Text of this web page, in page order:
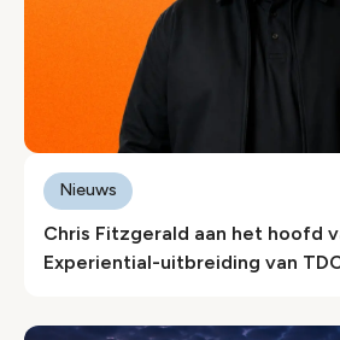
Chris Fitzgerald aan het hoofd
Experiential-uitbreiding van
Nieuws